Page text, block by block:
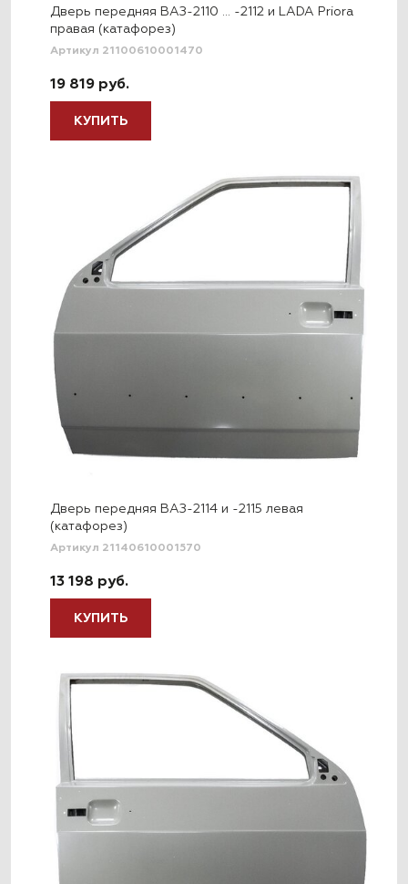
Дверь передняя ВАЗ-2110 … -2112 и LADA Priora
правая (катафорез)
Артикул 21100610001470
19 819 руб.
КУПИТЬ
Дверь передняя ВАЗ-2114 и -2115 левая
(катафорез)
Артикул 21140610001570
13 198 руб.
КУПИТЬ